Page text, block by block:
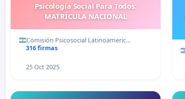
Psicología Social Para Todos:
MATRÍCULA NACIONAL
Comisión Psicosocial Latinoameric…
316 firmas
25 Oct 2025